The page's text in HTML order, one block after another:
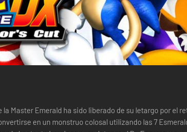
Master Emerald ha sido liberado de su letargo por el
en un monstruo colosal utilizando las 7